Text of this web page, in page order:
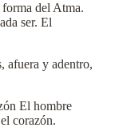
del Atma.
ser. El
afuera y adentro,
El hombre
corazón.